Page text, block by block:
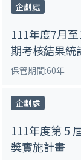
企劃處
111年度7月
期考核結果統
保管期間:60年
企劃處
111年度第 5
獎實施計畫